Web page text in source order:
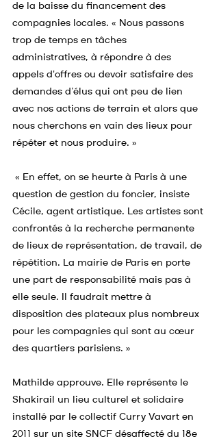
de la baisse du financement des
compagnies locales. « Nous passons
trop de temps en tâches
administratives, à répondre à des
appels d'offres ou devoir satisfaire des
demandes d’élus qui ont peu de lien
avec nos actions de terrain et alors que
nous cherchons en vain des lieux pour
répéter et nous produire. »
« En effet, on se heurte à Paris à une
question de gestion du foncier, insiste
Cécile, agent artistique. Les artistes sont
confrontés à la recherche permanente
de lieux de représentation, de travail, de
répétition. La mairie de Paris en porte
une part de responsabilité mais pas à
elle seule. Il faudrait mettre à
disposition des plateaux plus nombreux
pour les compagnies qui sont au cœur
des quartiers parisiens. »
Mathilde approuve. Elle représente le
Shakirail un lieu culturel et solidaire
installé par le collectif Curry Vavart en
2011 sur un site SNCF désaffecté du 18e